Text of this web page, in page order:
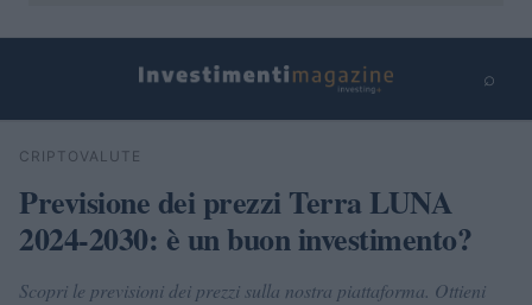
⌕
Cerca
CRIPTOVALUTE
Previsione dei prezzi Terra LUNA
2024-2030: è un buon investimento?
Scopri le previsioni dei prezzi sulla nostra piattaforma. Ottieni